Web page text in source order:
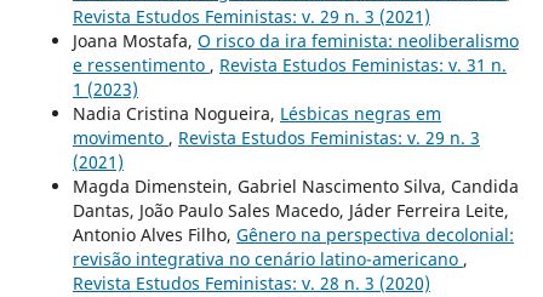
Revista Estudos Feministas: v. 29 n. 3 (2021)
Joana Mostafa, O risco da ira feminista: neoliberalismo
e ressentimento , Revista Estudos Feministas: v. 31 n.
1 (2023)
Nadia Cristina Nogueira, Lésbicas negras em
movimento , Revista Estudos Feministas: v. 29 n. 3
(2021)
Magda Dimenstein, Gabriel Nascimento Silva, Candida
Dantas, João Paulo Sales Macedo, Jáder Ferreira Leite,
Antonio Alves Filho, Gênero na perspectiva decolonial:
revisão integrativa no cenário latino-americano ,
Revista Estudos Feministas: v. 28 n. 3 (2020)